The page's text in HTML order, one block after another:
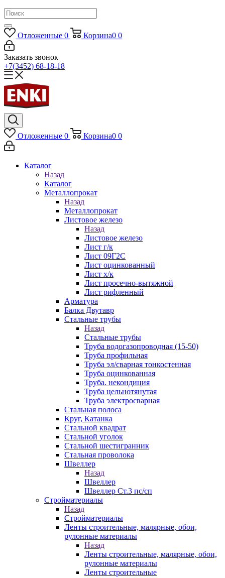
Отложенные 0 Корзина0 0
Заказать звонок
+7(3452) 68-18-18
Отложенные 0 Корзина0 0
Каталог
Назад
Каталог
Металлопрокат
Назад
Металлопрокат
Листовое железо
Назад
Листовое железо
Лист г/к
Лист 09Г2С
Лист оцинкованный
Лист х/к
Лист просечно-вытяжной
Лист рифленный
Арматура
Балка Двутавр
Стальные трубы
Назад
Стальные трубы
Труба водогазопроводная (15-50)
Труба профильная
Труба эл/сварная тонкостенная
Труба оцинкованная
Труба. некондиция
Труба цельнотянутая
Труба электросварная
Стальная полоса
Круг, Катанка
Стальной квадрат
Стальной уголок
Стальной шестигранник
Стальная проволока
Швеллер
Назад
Швеллер
Швеллер Ст.3 пс/сп
Стройматериалы
Назад
Стройматериалы
Ленты строительные, малярные, обои,
рулонные материалы
Назад
Ленты строительные, малярные, обои,
рулонные материалы
Ленты строительные